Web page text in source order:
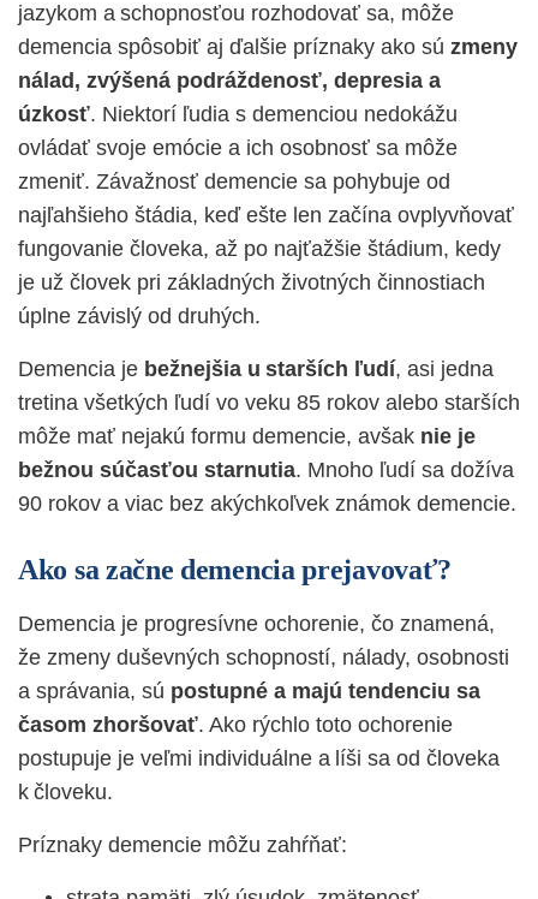
jazykom a schopnosťou rozhodovať sa, môže
demencia spôsobiť aj ďalšie príznaky ako sú zmeny
nálad, zvýšená podráždenosť, depresia a
úzkosť. Niektorí ľudia s demenciou nedokážu
ovládať svoje emócie a ich osobnosť sa môže
zmeniť. Závažnosť demencie sa pohybuje od
najľahšieho štádia, keď ešte len začína ovplyvňovať
fungovanie človeka, až po najťažšie štádium, kedy
je už človek pri základných životných činnostiach
úplne závislý od druhých.
Demencia je bežnejšia u starších ľudí, asi jedna
tretina všetkých ľudí vo veku 85 rokov alebo starších
môže mať nejakú formu demencie, avšak nie je
bežnou súčasťou starnutia. Mnoho ľudí sa dožíva
90 rokov a viac bez akýchkoľvek známok demencie.
Ako sa začne demencia prejavovať?
Demencia je progresívne ochorenie, čo znamená,
že zmeny duševných schopností, nálady, osobnosti
a správania, sú postupné a majú tendenciu sa
časom zhoršovať. Ako rýchlo toto ochorenie
postupuje je veľmi individuálne a líši sa od človeka
k človeku.
Príznaky demencie môžu zahŕňať: